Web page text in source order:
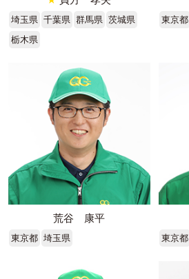
埼玉県 千葉県 群馬県 茨城県
栃木県
東京都
荒谷 康平
東京都 埼玉県 東京都